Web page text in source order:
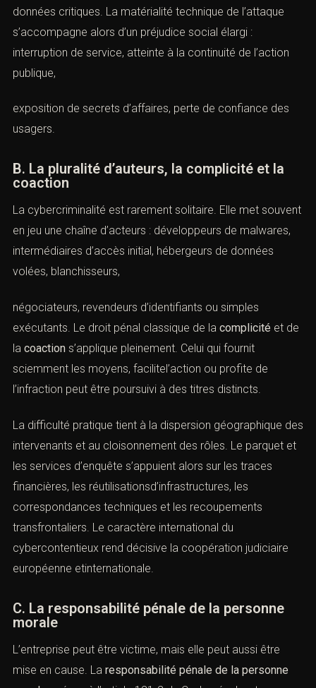
données ou une compromission massive des
informations expose l’auteur à une répression renforcée.
Plus l’attaque désorganise l’activité économique,
administrative ou sanitaire, plus laréponse pénale tend à
Cette logique est particulièrement nette lorsque les faits
d’importance vitale, des établissements de santé, des
collectivités publiques ou desprestataires détenant des
données critiques. La matérialité technique de l’attaque
s’accompagne alors d’un préjudice social élargi :
interruption de service, atteinte à la continuité de l’action
publique,
exposition de secrets d’affaires, perte de confiance des
usagers.
B. La pluralité d’auteurs, la complicité et la
coaction
souvent en jeu une chaîne d’acteurs : développeurs de
malwares, intermédiaires d’accès initial, hébergeurs de
données volées, blanchisseurs,
négociateurs, revendeurs d’identifiants ou simples
exécutants. Le droit pénal classique de la complicité
de lacoactions’applique pleinement. Celui qui fournit
sciemment les moyens, facilitel’action ou profite de
La difficulté pratique tient à la dispersion géographique
des intervenants et au cloisonnement des rôles. Le
parquet et les services d’enquête s’appuient alors sur les
traces financières, les réutilisationsd’infrastructures, les